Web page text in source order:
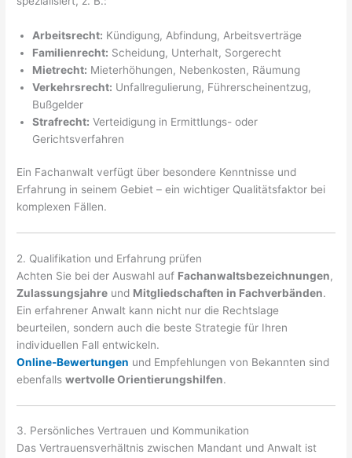
Arbeitsrecht: Kündigung, Abfindung, Arbeitsverträge
Familienrecht: Scheidung, Unterhalt, Sorgerecht
Mietrecht: Mieterhöhungen, Nebenkosten, Räumung
Verkehrsrecht: Unfallregulierung, Führerscheinentzug,
Bußgelder
Strafrecht: Verteidigung in Ermittlungs- oder
Gerichtsverfahren
Ein Fachanwalt verfügt über besondere Kenntnisse und
Erfahrung in seinem Gebiet – ein wichtiger Qualitätsfaktor bei
komplexen Fällen.
2. Qualifikation und Erfahrung prüfen
Achten Sie bei der Auswahl auf Fachanwaltsbezeichnungen,
Zulassungsjahre und Mitgliedschaften in Fachverbänden.
Ein erfahrener Anwalt kann nicht nur die Rechtslage
beurteilen, sondern auch die beste Strategie für Ihren
individuellen Fall entwickeln.
Online-Bewertungen und Empfehlungen von Bekannten sind
ebenfallswertvolle Orientierungshilfen.
3. Persönliches Vertrauen und Kommunikation
Das Vertrauensverhältnis zwischen Mandant und Anwalt ist